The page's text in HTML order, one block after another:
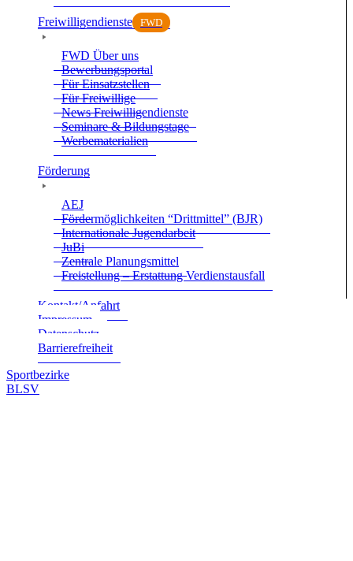
Frei­wil­li­gen­dienste FWD
FWD Über uns
Bewer­bungs­por­tal
Für Ein­satz­stel­len
Für Frei­wil­lige
News Frei­wil­li­gen­dienste
Semi­nare & Bil­dungs­tage
Wer­be­ma­te­ria­lien
För­de­rung
AEJ
För­der­mög­lich­kei­ten “Dritt­mit­tel” (BJR)
Inter­na­tio­nale Jugend­ar­beit
JuBi
Zen­trale Pla­nungs­mit­tel
Frei­stel­lung – Erstat­tung Ver­dienst­aus­fall
Kontakt/Anfahrt
Impres­sum
Daten­schutz
Bar­rie­re­frei­heit
Sportbezirke
BLSV